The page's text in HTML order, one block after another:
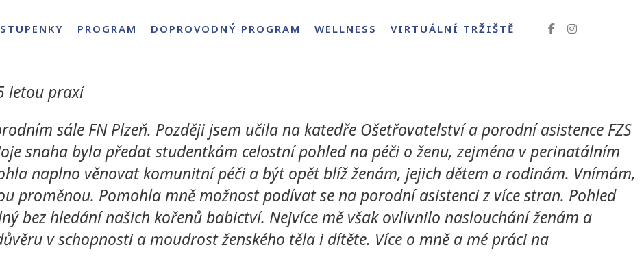
PROGRAM DOPROVODNÝ PROGRAM WELLNESS VIRTUÁLNÍ TRŽIŠTĚ
letou praxí
sále FN Plzeň. Později jsem učila na katedře Ošetřovatelství a porodní asistence FZS
snaha byla předat studentkám celostní pohled na péči o ženu, zejména v perinatálním
naplno věnovat komunitní péči a být opět blíž ženám, jejich dětem a rodinám. Vnímám,
proměnou. Pomohla mně možnost podívat se na porodní asistenci z více stran. Pohled
bez hledání našich kořenů babictví. Nejvíce mě však ovlivnilo naslouchání ženám a
v schopnosti a moudrost ženského těla i dítěte. Více o mně a mé práci na